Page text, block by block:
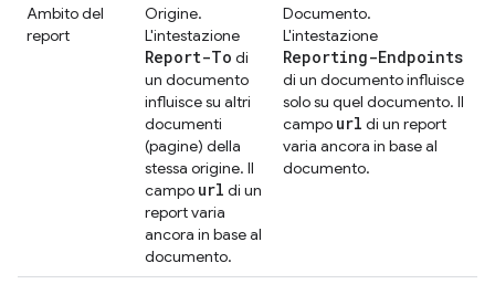
Ambito del
report
Origine.
L'intestazione
Report-To di
un documento
influisce su altri
documenti
(pagine) della
stessa origine. Il
campo url di un
report varia
ancora in base al
documento.
Documento.
L'intestazione
Reporting-Endpoints
di un documento influisce
solo su quel documento. Il
campo url di un report
varia ancora in base al
documento.